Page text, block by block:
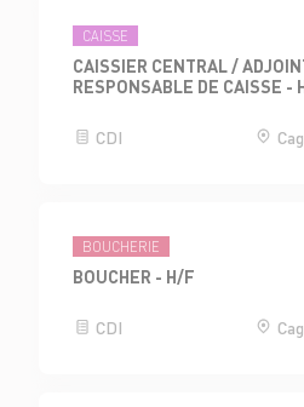
CAISSE
CAISSIER CENTRAL /
RESPONSABLE DE CAISSE -
CDI
BOUCHERIE
BOUCHER - H/F
CDI